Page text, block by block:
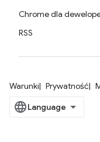
Chrome dla
RSS
Warunki Prywatność